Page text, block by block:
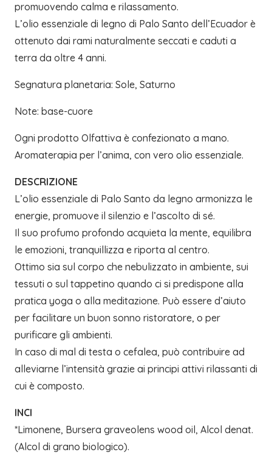
promuovendo calma e rilassamento.
L’olio essenziale di legno di Palo Santo dell’Ecuador è
ottenuto dai rami naturalmente seccati e caduti a
terra da oltre 4 anni.
Segnatura planetaria: Sole, Saturno
Note: base-cuore
Ogni prodotto Olfattiva è confezionato a mano.
Aromaterapia per l’anima, con vero olio essenziale.
DESCRIZIONE
L’olio essenziale di Palo Santo da legno armonizza le
energie, promuove il silenzio e l’ascolto di sé.
Il suo profumo profondo acquieta la mente, equilibra
le emozioni, tranquillizza e riporta al centro.
Ottimo sia sul corpo che nebulizzato in ambiente, sui
tessuti o sul tappetino quando ci si predispone alla
pratica yoga o alla meditazione. Può essere d’aiuto
per facilitare un buon sonno ristoratore, o per
purificare gli ambienti.
In caso di mal di testa o cefalea, può contribuire ad
alleviarne l’intensità grazie ai principi attivi rilassanti di
cui è composto.
INCI
*Limonene, Bursera graveolens wood oil, Alcol denat.
(Alcol di grano biologico).